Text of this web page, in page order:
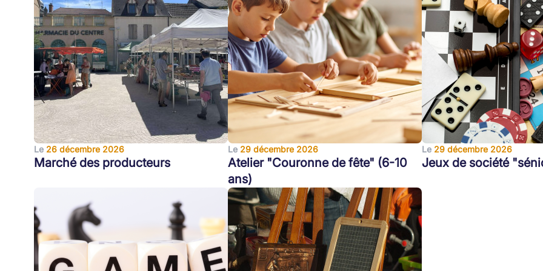
Le 26 décembre 2026
Marché des producteurs
Le 29 décembre 2026
Atelier "Couronne de fête" (6-10
ans)
Le 29 décembre 2026
Jeux de société